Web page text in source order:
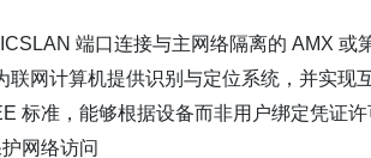
端口连接与主网络隔离的 AMX 或
网计算机提供识别与定位系统，并实现
标准，能够根据设备而非用户绑定凭证
网络访问